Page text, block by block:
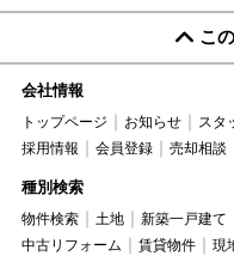
こ
会社情報
トップページ お知らせ スタ
採用情報
会員登録 売却相談
種別検索
物件検索 土地 新築一戸建て
中古リフォーム
賃貸物件 現